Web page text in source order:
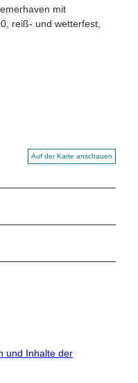
mit
reiß- und wetterfest,
Auf der Karte anschauen
und Inhalte der